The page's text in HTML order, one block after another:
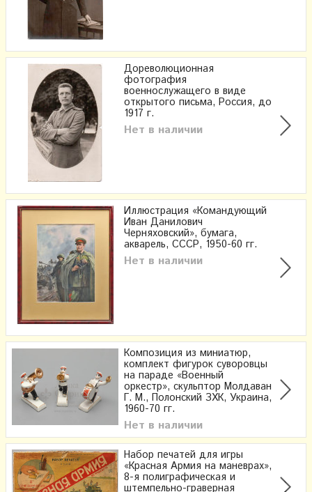
Дореволюционная
фотография
военнослужащего в виде
открытого письма, Россия, до
1917 г.
Нет в наличии
Иллюстрация «Командующий
Иван Данилович
Черняховский», бумага,
акварель, СССР, 1950-60 гг.
Нет в наличии
Композиция из миниатюр,
комплект фигурок суворовцы
на параде «Военный
оркестр», скульптор Молдаван
Г. М., Полонский ЗХК, Украина,
1960-70 гг.
Нет в наличии
Набор печатей для игры
«Красная Армия на маневрах»,
8-я полиграфическая и
штемпельно-граверная